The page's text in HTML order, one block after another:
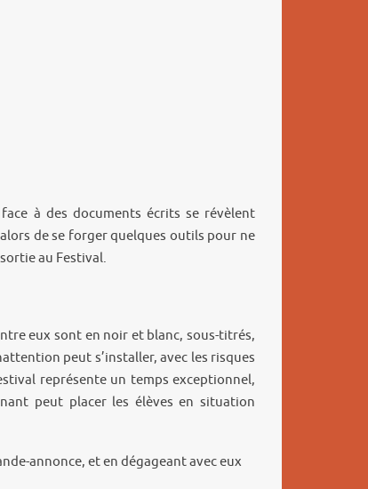
à des documents écrits se révèlent
de se forger quelques outils pour ne
au Festival.
eux sont en noir et blanc, sous-titrés,
peut s’installer, avec les risques
représente un temps exceptionnel,
peut placer les élèves en situation
annonce, et en dégageant avec eux